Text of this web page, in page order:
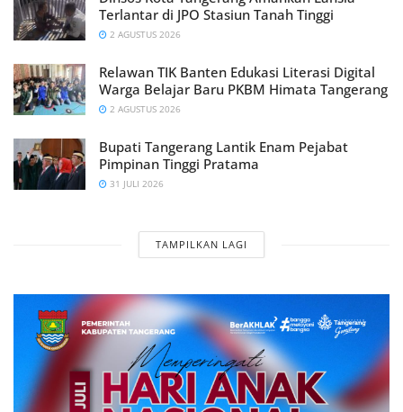
Terlantar di JPO Stasiun Tanah Tinggi
2 AGUSTUS 2026
Relawan TIK Banten Edukasi Literasi Digital
Warga Belajar Baru PKBM Himata Tangerang
2 AGUSTUS 2026
Bupati Tangerang Lantik Enam Pejabat
Pimpinan Tinggi Pratama
31 JULI 2026
TAMPILKAN LAGI